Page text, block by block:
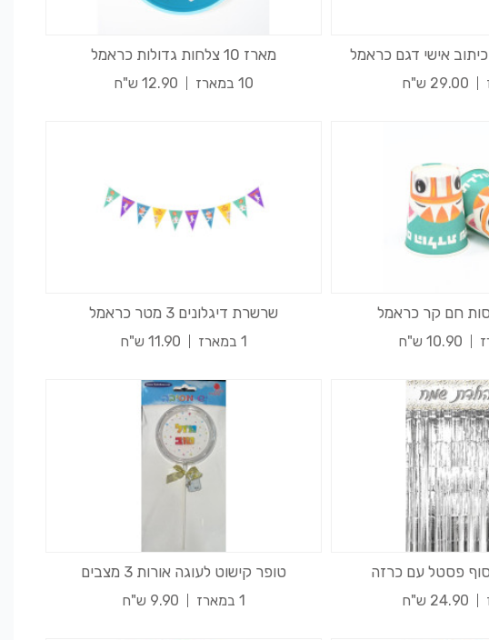
29.00 ש"ח
מארז 10 צלחות גדולות כראמל
10 במארז 12.90 ש"ח
10.90 ש"ח
שרשרת דיגלונים 3 מטר כראמל
1 במארז 11.90 ש"ח
פסטל עם כרזה
24.90 ש"ח
טופר קישוט לעוגה אורות 3 מצבים
1 במארז 9.90 ש"ח